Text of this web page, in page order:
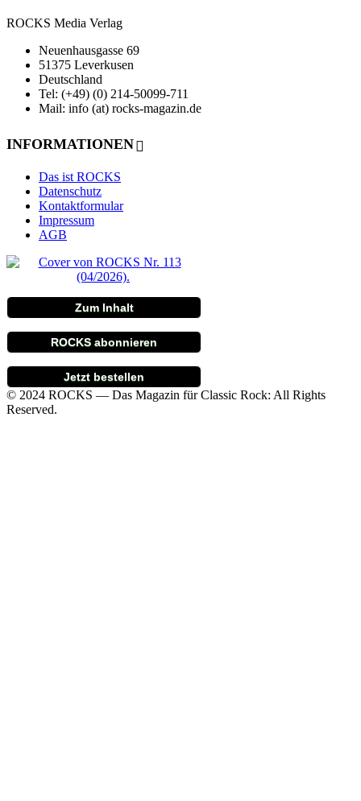
ROCKS Media Verlag
Neuenhausgasse 69
51375 Leverkusen
Deutschland
Tel: (+49) (0) 214-50099-711
Mail: info (at) rocks-magazin.de
INFORMATIONEN
Das ist ROCKS
Datenschutz
Kontaktformular
Impressum
AGB
Zum Inhalt
ROCKS abonnieren
Jetzt bestellen
© 2024 ROCKS — Das Magazin für Classic Rock: All Rights
Reserved.